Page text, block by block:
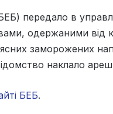
передало в
одержаними від
заморожених
наклало
БЕБ.